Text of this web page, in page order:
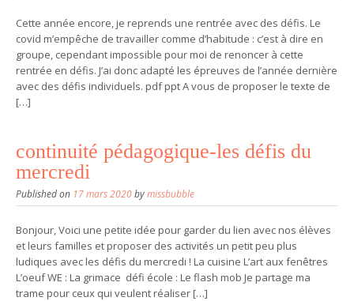
Cette année encore, je reprends une rentrée avec des défis. Le
covid m’empêche de travailler comme d’habitude : c’est à dire en
groupe, cependant impossible pour moi de renoncer à cette
rentrée en défis. J’ai donc adapté les épreuves de l’année dernière
avec des défis individuels. pdf ppt A vous de proposer le texte de
[…]
continuité pédagogique-les défis du
mercredi
Published on 17 mars 2020bymissbubble
Bonjour, Voici une petite idée pour garder du lien avec nos élèves
et leurs familles et proposer des activités un petit peu plus
ludiques avec les défis du mercredi ! La cuisine L’art aux fenêtres
L’oeuf WE : La grimace défi école : Le flash mob Je partage ma
trame pour ceux qui veulent réaliser […]